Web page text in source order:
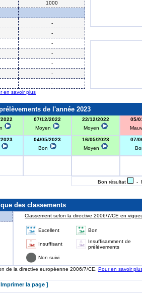
1000
-
-
-
-
-
-
-
en savoir plus
de l'année 2023
07/12/2022
Moyen
22/12/2022
Moyen
05/
04/05/2023
Bon
16/05/2023
Moyen
07/
Bon résultat -
des classements
Classement selon la directive 2006/7/CE en
Excellent Bon
Insuffisant
Insuffisamment de
prélèvements
Non suivi
de la directive européenne 2006/7/CE. Pour en savoir
la page ]